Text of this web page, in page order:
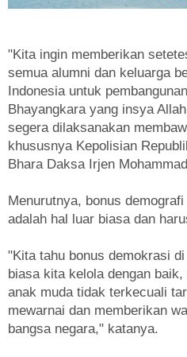
"Kita ingin memberikan
semua alumni dan keluarga
Indonesia untuk
Bhayangkara yang insya
segera dilaksanakan
khususnya Kepolisian
Bhara Daksa Irjen
Menurutnya, bonus
adalah hal luar biasa dan
"Kita tahu bonus demokrasi
biasa kita kelola dengan
anak muda tidak terkecuali
mewarnai dan memberikan
bangsa negara," katanya.